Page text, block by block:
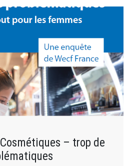
– trop de